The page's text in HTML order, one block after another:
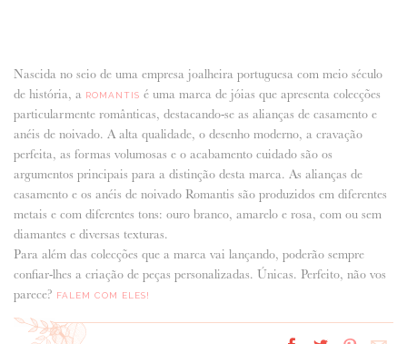
Nascida no seio de uma empresa joalheira portuguesa com meio século
de história, a ROMANTIS é uma marca de jóias que apresenta colecções
particularmente românticas, destacando-se as alianças de casamento e
anéis de noivado. A alta qualidade, o desenho moderno, a cravação
perfeita, as formas volumosas e o acabamento cuidado são os
argumentos principais para a distinção desta marca. As alianças de
casamento e os anéis de noivado Romantis são produzidos em diferentes
metais e com diferentes tons: ouro branco, amarelo e rosa, com ou sem
diamantes e diversas texturas.
Para além das colecções que a marca vai lançando, poderão sempre
confiar-lhes a criação de peças personalizadas. Únicas. Perfeito, não vos
parece? FALEM COM ELES!